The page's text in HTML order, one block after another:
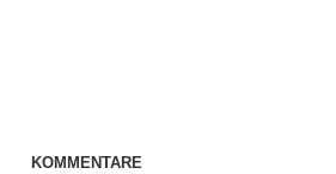
KOMMENTARE